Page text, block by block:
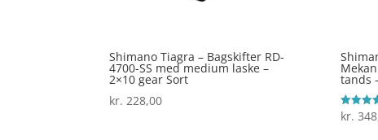
Shimano Tiagra – Bagskifter RD-
4700-SS med medium laske –
2×10 gear Sort
kr. 228,00
tands
Vurderet
4.3
kr.